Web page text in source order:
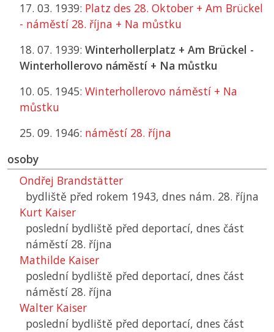
17. 03. 1939: Platz des 28. Oktober + Am Brückel
- náměstí 28. října + Na můstku
18. 07. 1939: Winterhollerplatz + Am Brückel -
Winterhollerovo náměstí + Na můstku
10. 05. 1945: Winterhollerovo náměstí + Na
můstku
25. 09. 1946: náměstí 28. října
osoby
Ondřej Brandstätter
bydliště před rokem 1943, dnes nám. 28. října
Kurt Kaiser
poslední bydliště před deportací, dnes část
náměstí 28. října
Mathilde Kaiser
poslední bydliště před deportací, dnes část
náměstí 28. října
Walter Kaiser
poslední bydliště před deportací, dnes část